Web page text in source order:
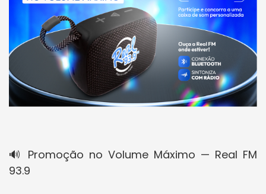
🔊 Promoção no Volume Máximo — Real FM
93.9